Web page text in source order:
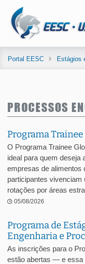
Portal EESC Estágios
PROCESSOS
Programa
O Programa Trainee
ideal para quem deseja
empresas de alimentos
participantes vivenciam
rotações por áreas
05/08/2026
Programa de
Engenharia e
As inscrições para o
estão abertas — e essa